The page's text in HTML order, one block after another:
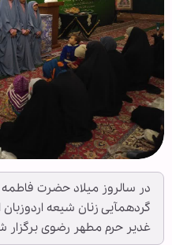
در سالروز میلاد حضرت
گردهمآیی زنان شیعه
غدیر حرم مطهر رضوی برگزار